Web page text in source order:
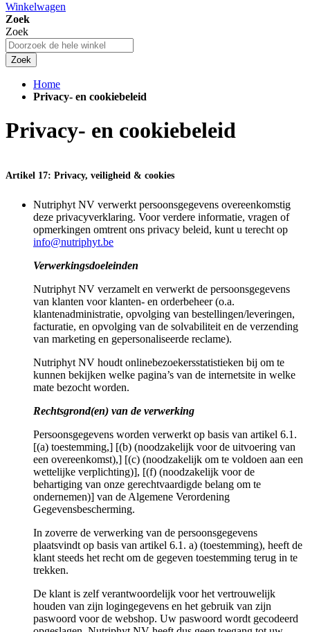
Winkelwagen
Zoek
Zoek
Zoek
Home
Privacy- en cookiebeleid
Privacy- en cookiebeleid
Artikel 17: Privacy, veiligheid & cookies
Nutriphyt NV verwerkt persoonsgegevens overeenkomstig
deze privacyverklaring. Voor verdere informatie, vragen of
opmerkingen omtrent ons privacy beleid, kunt u terecht op
info@nutriphyt.be
Verwerkingsdoeleinden
Nutriphyt NV verzamelt en verwerkt de persoonsgegevens
van klanten voor klanten- en orderbeheer (o.a.
klantenadministratie, opvolging van bestellingen/leveringen,
facturatie, en opvolging van de solvabiliteit en de verzending
van marketing en gepersonaliseerde reclame).
Nutriphyt NV houdt onlinebezoekersstatistieken bij om te
kunnen bekijken welke pagina’s van de internetsite in welke
mate bezocht worden.
Rechtsgrond(en) van de verwerking
Persoonsgegevens worden verwerkt op basis van artikel 6.1.
[(a) toestemming,] [(b) (noodzakelijk voor de uitvoering van
een overeenkomst),] [(c) (noodzakelijk om te voldoen aan een
wettelijke verplichting)], [(f) (noodzakelijk voor de
behartiging van onze gerechtvaardigde belang om te
ondernemen)] van de Algemene Verordening
Gegevensbescherming.
In zoverre de verwerking van de persoonsgegevens
plaatsvindt op basis van artikel 6.1. a) (toestemming), heeft de
klant steeds het recht om de gegeven toestemming terug in te
trekken.
De klant is zelf verantwoordelijk voor het vertrouwelijk
houden van zijn logingegevens en het gebruik van zijn
paswoord voor de webshop. Uw paswoord wordt gecodeerd